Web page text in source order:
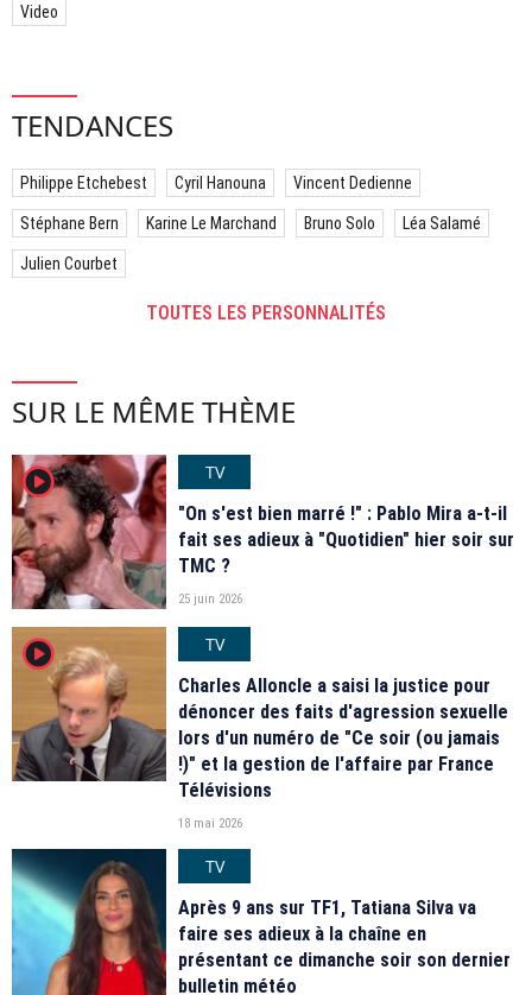
Video
TENDANCES
Philippe Etchebest Cyril Hanouna Vincent Dedienne
Stéphane Bern Karine Le Marchand Bruno Solo Léa Salamé
Julien Courbet
TOUTES LES PERSONNALITÉS
SUR LE MÊME THÈME
player2
TV
"On s'est bien marré !" : Pablo Mira a-t-il
fait ses adieux à "Quotidien" hier soir sur
TMC ?
25 juin 2026
player2
TV
Charles Alloncle a saisi la justice pour
dénoncer des faits d'agression sexuelle
lors d'un numéro de "Ce soir (ou jamais
!)" et la gestion de l'affaire par France
Télévisions
18 mai 2026
TV
Après 9 ans sur TF1, Tatiana Silva va
faire ses adieux à la chaîne en
présentant ce dimanche soir son dernier
bulletin météo